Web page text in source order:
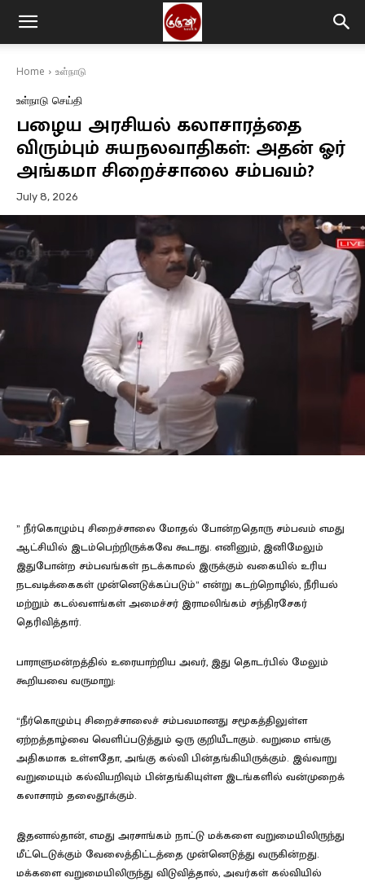
Home உள்நாடு
உள்நாடு செய்தி
பழைய அரசியல் கலாசாரத்தை
விரும்பும் சுயநலவாதிகள்: அதன் ஓர்
அங்கமா சிறைச்சாலை சம்பவம்?
July 8, 2026
” நீர்கொழும்பு சிறைச்சாலை மோதல் போன்றதொரு சம்பவம் எமது
ஆட்சியில் இடம்பெற்றிருக்கவே கூடாது. எனினும், இனிமேலும்
இதுபோன்ற சம்பவங்கள் நடக்காமல் இருக்கும் வகையில் உரிய
நடவடிக்கைகள் முன்னெடுக்கப்படும்” என்று கடற்றொழில், நீரியல்
மற்றும் கடல்வளங்கள் அமைச்சர் இராமலிங்கம் சந்திரசேகர்
தெரிவித்தார்.
பாராளுமன்றத்தில் உரையாற்றிய அவர், இது தொடர்பில் மேலும்
கூறியவை வருமாறு:
“நீர்கொழும்பு சிறைச்சாலைச் சம்பவமானது சமூகத்திலுள்ள
ஏற்றத்தாழ்வை வெளிப்படுத்தும் ஒரு குறியீடாகும். வறுமை எங்கு
அதிகமாக உள்ளதோ, அங்கு கல்வி பின்தங்கியிருக்கும். இவ்வாறு
வறுமையும் கல்வியறிவும் பின்தங்கியுள்ள இடங்களில் வன்முறைக்
கலாசாரம் தலைதூக்கும்.
இதனால்தான், எமது அரசாங்கம் நாட்டு மக்களை வறுமையிலிருந்து
மீட்டெடுக்கும் வேலைத்திட்டத்தை முன்னெடுத்து வருகின்றது.
மக்களை வறுமையிலிருந்து விடுவித்தால், அவர்கள் கல்வியில்